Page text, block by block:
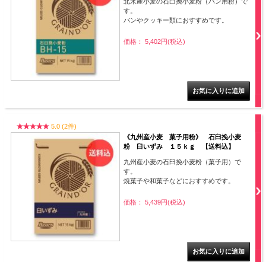
す。
パンやクッキー類におすすめです。
価格： 5,402円(税込)
5.0 (2件)
《九州産小麦 菓子用粉》 石臼挽小麦
粉 臼いずみ １５ｋｇ 【送料込】
九州産小麦の石臼挽小麦粉（菓子用）で
す。
焼菓子や和菓子などにおすすめです。
価格： 5,439円(税込)